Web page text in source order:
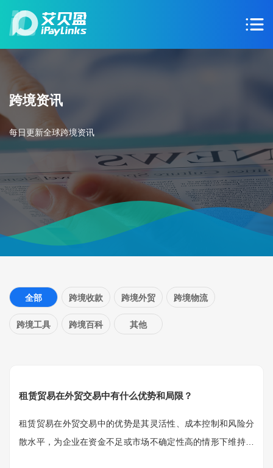
跨境资讯
每日更新全球跨境资讯
全部 跨境收款 跨境外贸 跨境物流
跨境工具 跨境百科 其他
租赁贸易在外贸交易中有什么优势和局限？
租赁贸易在外贸交易中的优势是其灵活性、成本控制和风险分
散水平，为企业在资金不足或市场不确定性高的情形下维持运